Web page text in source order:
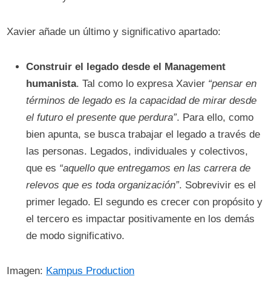
Xavier añade un último y significativo apartado:
Construir el legado desde el Management
humanista. Tal como lo expresa Xavier “pensar en
términos de legado es la capacidad de mirar desde
el futuro el presente que perdura”. Para ello, como
bien apunta, se busca trabajar el legado a través de
las personas. Legados, individuales y colectivos,
que es “aquello que entregamos en las carrera de
relevos que es toda organización”. Sobrevivir es el
primer legado. El segundo es crecer con propósito y
el tercero es impactar positivamente en los demás
de modo significativo.
Imagen: Kampus Production